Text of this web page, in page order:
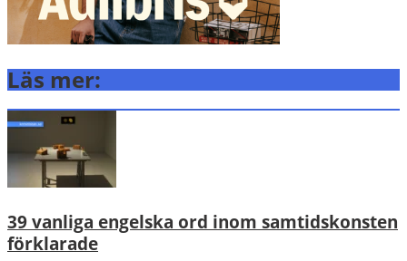
Läs mer:
39 vanliga engelska ord inom samtidskonsten
förklarade